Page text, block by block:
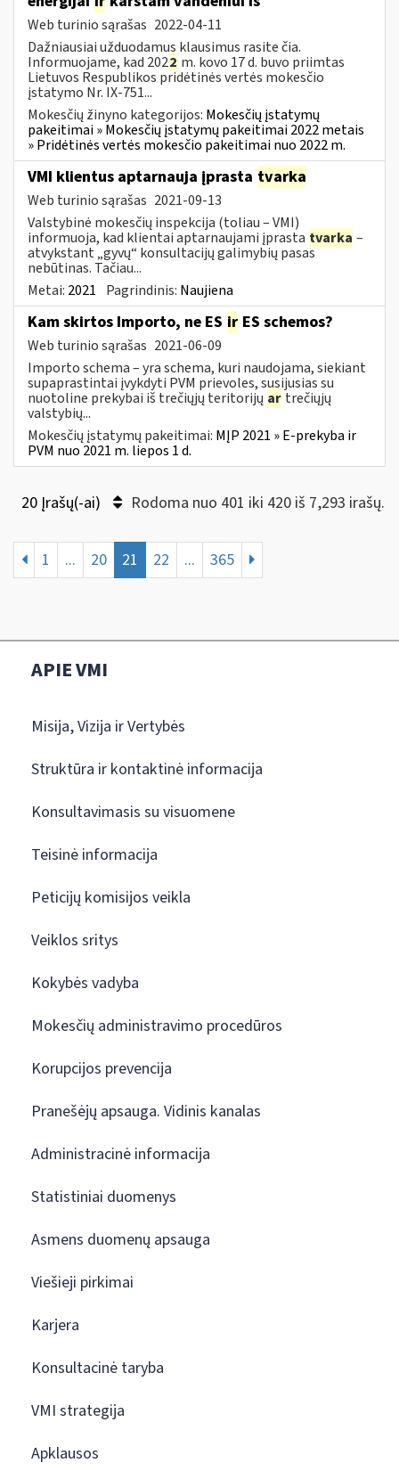
Web turinio sąrašas 2022-04-11
Dažniausiai užduodamus klausimus rasite čia.
Informuojame, kad 2022 m. kovo 17 d. buvo priimtas
Lietuvos Respublikos pridėtinės vertės mokesčio
įstatymo Nr. IX-751...
Mokesčių žinyno kategorijos: Mokesčių įstatymų
pakeitimai » Mokesčių įstatymų pakeitimai 2022 metais
» Pridėtinės vertės mokesčio pakeitimai nuo 2022 m.
VMI klientus aptarnauja įprasta tvarka
Web turinio sąrašas 2021-09-13
Valstybinė mokesčių inspekcija (toliau – VMI)
informuoja, kad klientai aptarnaujami įprasta tvarka –
atvykstant „gyvų“ konsultacijų galimybių pasas
nebūtinas. Tačiau...
Metai: 2021 Pagrindinis: Naujiena
Kam skirtos Importo, ne ES ir ES schemos?
Web turinio sąrašas 2021-06-09
Importo schema – yra schema, kuri naudojama, siekiant
supaprastintai įvykdyti PVM prievoles, susijusias su
nuotoline prekybai iš trečiųjų teritorijų ar trečiųjų
valstybių...
Mokesčių įstatymų pakeitimai: MĮP 2021 » E-prekyba ir
PVM nuo 2021 m. liepos 1 d.
20 Įrašų(-ai) Rodoma nuo 401 iki 420 iš 7,293 irašų.
1 ... 20 21 22 ... 365
APIE VMI
Misija, Vizija ir Vertybės
Struktūra ir kontaktinė informacija
Konsultavimasis su visuomene
Teisinė informacija
Peticijų komisijos veikla
Veiklos sritys
Kokybės vadyba
Mokesčių administravimo procedūros
Korupcijos prevencija
Pranešėjų apsauga. Vidinis kanalas
Administracinė informacija
Statistiniai duomenys
Asmens duomenų apsauga
Viešieji pirkimai
Karjera
Konsultacinė taryba
VMI strategija
Apklausos